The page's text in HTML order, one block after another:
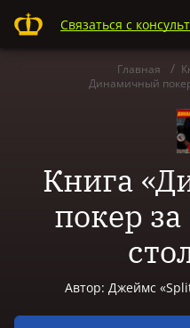
Связаться с
Главная
Динамичный
Книга
покер
Автор: Джеймс